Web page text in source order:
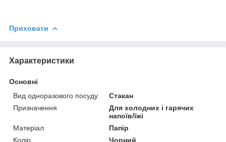
Приховати
Характеристики
Основні
Вид одноразового посуду
Стакан
Призначення
Для холодних і гарячих
напоїв/їжі
Матеріал
Папір
Колір
Чорний